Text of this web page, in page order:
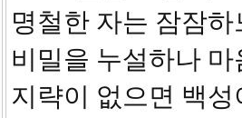
명철한 자는 잠잠
비밀을 누설하나
지략이 없으면 백